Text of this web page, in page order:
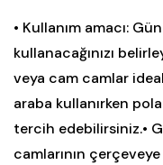
• Kullanım amacı:
kullanacağınızı
veya cam camlar
araba kullanırken
tercih edebilirsiniz.•
camlarının